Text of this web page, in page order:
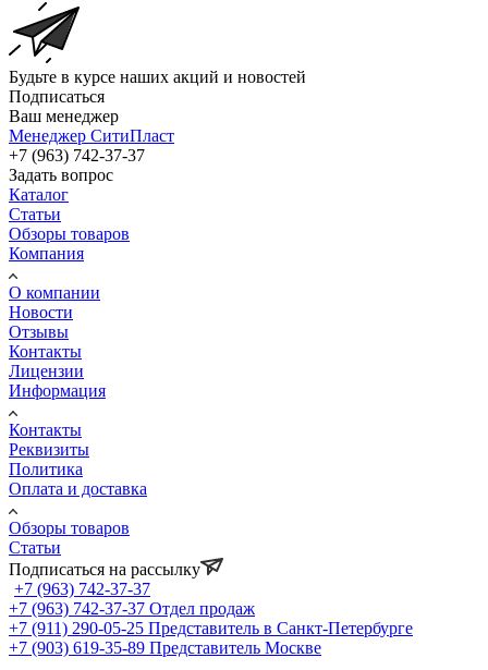
Будьте в курсе наших акций и новостей
Подписаться
Ваш менеджер
Менеджер СитиПласт
+7 (963) 742-37-37
Задать вопрос
Каталог
Статьи
Обзоры товаров
Компания
О компании
Новости
Отзывы
Контакты
Лицензии
Информация
Контакты
Реквизиты
Политика
Оплата и доставка
Обзоры товаров
Статьи
Подписаться на рассылку
+7 (963) 742-37-37
+7 (963) 742-37-37 Отдел продаж
+7 (911) 290-05-25 Представитель в Санкт-Петербурге
+7 (903) 619-35-89 Представитель Москве